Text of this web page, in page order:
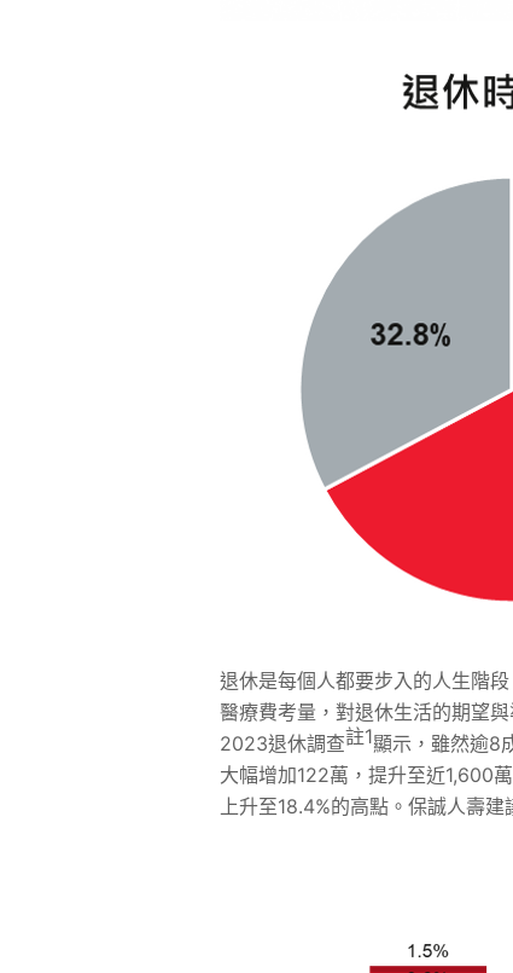
退休是每個人都要步入的人生階
醫療費考量，對退休生活的期望
2023退休調查註1顯示，雖然逾8
大幅增加122萬，提升至近1,600
上升至18.4%的高點。保誠人壽